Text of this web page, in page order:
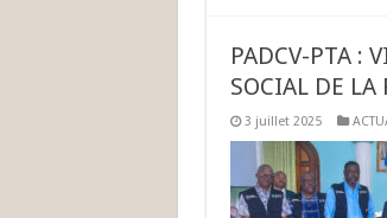
PADCV-PTA :
SOCIAL DE
3 juillet 2025